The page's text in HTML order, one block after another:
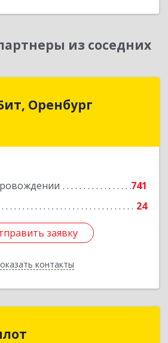
из соседних
Оренбург
741
24
заявку
контакты
Бит, Оренбург
обл, Оренбург, Березка
заявку
Назад